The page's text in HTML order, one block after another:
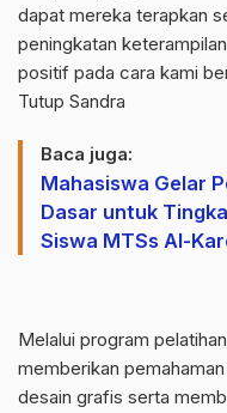
dapat mereka terapkan
peningkatan
positif pada cara kami
Tutup Sandra
Baca juga:
Mahasiswa Gelar
Dasar untuk
Siswa MTSs Al-
Melalui program
memberikan
desain grafis serta